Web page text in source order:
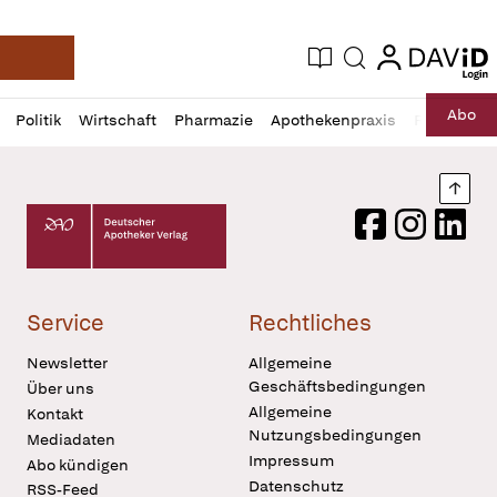
Deutsche Apotheker Zeitung
Aktuelle Ausgabe
Suche login
login
Politik Wirtschaft Pharmazie Apothekenpraxis RechtAbo
Profil
öffnen
Daz
Pur
Deutscher Apotheker Verlag Logo
FacebookInstagram
Service
Newsletter
Über uns
Kontakt
Mediadaten
Abo kündigen
RSS-Feed
Rechtliches
Allgemeine
Geschäftsbedingungen
Allgemeine
Nutzungsbedingungen
Impressum
Datenschutz